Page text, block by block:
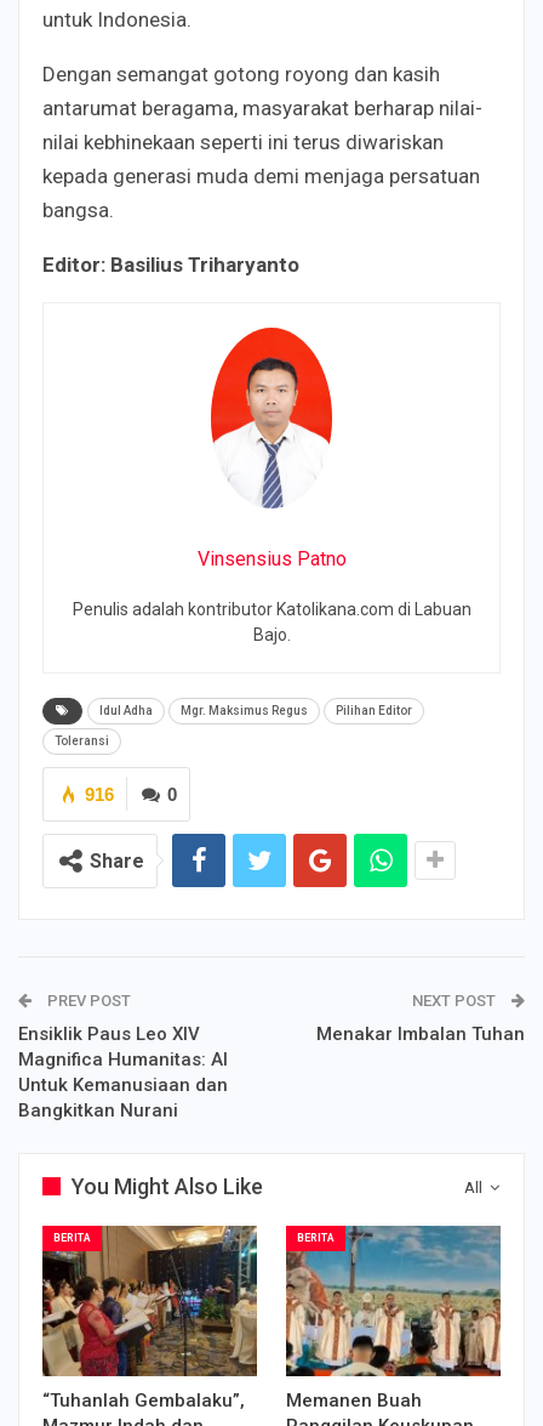
untuk Indonesia.
Dengan semangat gotong royong dan kasih
antarumat beragama, masyarakat berharap nilai-
nilai kebhinekaan seperti ini terus diwariskan
kepada generasi muda demi menjaga persatuan
bangsa.
Editor: Basilius Triharyanto
Vinsensius Patno
Penulis adalah kontributor Katolikana.com di Labuan
Bajo.
Idul Adha Mgr. Maksimus Regus Pilihan Editor
Toleransi
0
916
Share
PREV POST
Ensiklik Paus Leo XIV
Magnifica Humanitas: AI
Untuk Kemanusiaan dan
Bangkitkan Nurani
NEXT POST
Menakar Imbalan Tuhan
All
You Might Also Like
BERITA
“Tuhanlah Gembalaku”,
BERITA
Memanen Buah